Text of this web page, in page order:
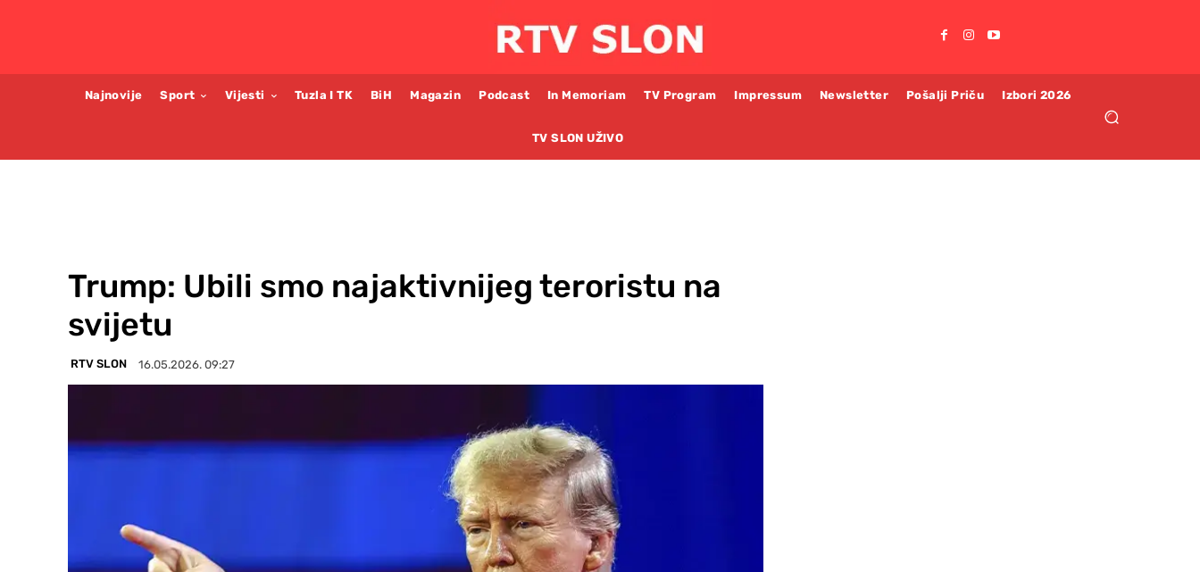
Najnovije Sport Vijesti Tuzla I TK BiH Magazin Podcast In Memoriam TV Program Impressum Newsletter Pošalji Priču Izbori 2026
TV SLON UŽIVO
Trump: Ubili smo najaktivnijeg teroristu na
svijetu
RTV SLON 16.05.2026. 09:27